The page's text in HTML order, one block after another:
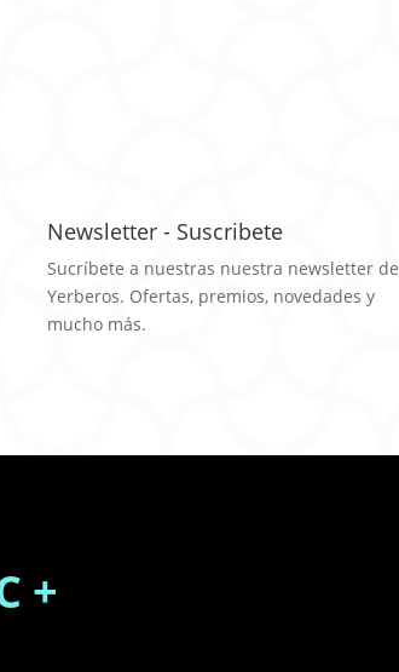
Newsletter - Suscribete
Sucríbete a nuestras nuestra newsletter de
Yerberos. Ofertas, premios, novedades y
mucho más.
+